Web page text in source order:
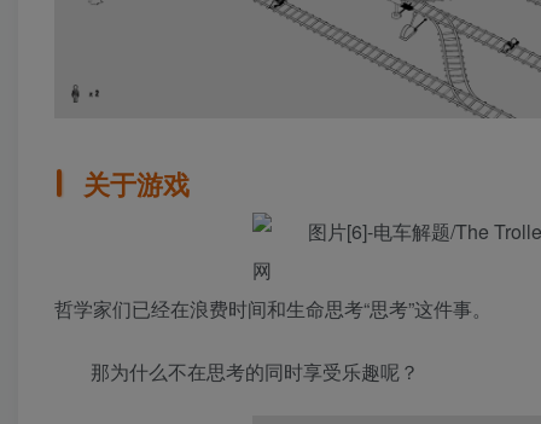
关于游戏
哲学家们已经在浪费时间和生命思考“思考”这件事。
那为什么不在思考的同时享受乐趣呢？